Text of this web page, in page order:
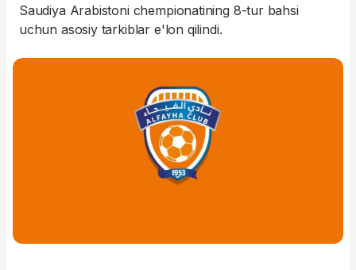
Saudiya Arabistoni chempionatining 8-tur bahsi
uchun asosiy tarkiblar e'lon qilindi.